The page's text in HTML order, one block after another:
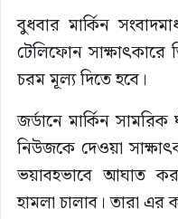
বুধবার মার্কিন
টেলিফোন
চরম মূল্য দিতে হবে।
জর্ডানে মার্কিন
নিউজকে দেওয়া
ভয়াবহভাবে আঘাত
হামলা চালাব। তারা এর